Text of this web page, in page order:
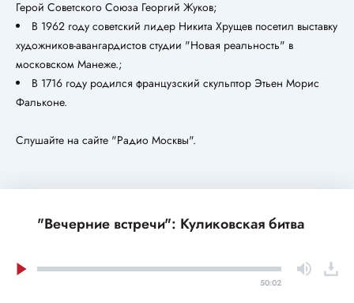
Герой Советского Союза Георгий Жуков;
В 1962 году советский лидер Никита Хрущев посетил выставку
художников-авангардистов студии "Новая реальность" в
московском Манеже.;
В 1716 году родился французский скульптор Этьен Морис
Фальконе.
Слушайте на сайте "Радио Москвы".
"Вечерние встречи": Куликовская битва
50:02